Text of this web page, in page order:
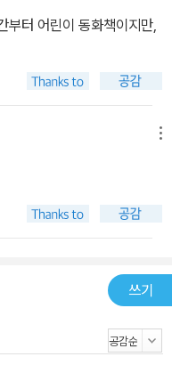
부터 어린이 동화책이지만,
쓰기